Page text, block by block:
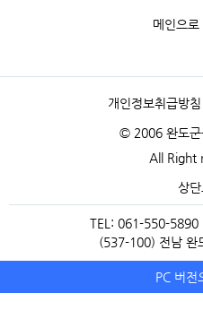
메인으로
개인정보취급방침
© 2006 완도군
All Right
상
TEL: 061-550-
(537-100) 전남 완
PC 버전